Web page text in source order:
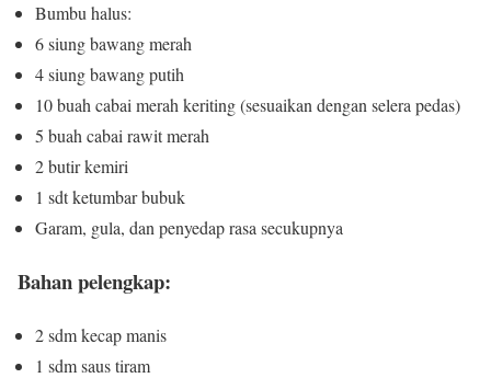
Bumbu halus:
6 siung bawang merah
4 siung bawang putih
10 buah cabai merah keriting (sesuaikan dengan selera pedas)
5 buah cabai rawit merah
2 butir kemiri
1 sdt ketumbar bubuk
Garam, gula, dan penyedap rasa secukupnya
Bahan pelengkap:
2 sdm kecap manis
1 sdm saus tiram